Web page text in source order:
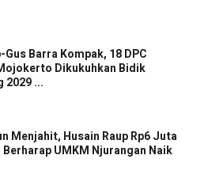
Gus Barra Kompak, 18 DPC
Dikukuhkan Bidik
2029 ...
Menjahit, Husain Raup Rp6 Juta
Berharap UMKM Njurangan Naik